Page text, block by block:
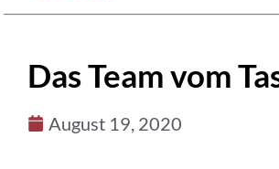
Das Team vom
August 19, 2020